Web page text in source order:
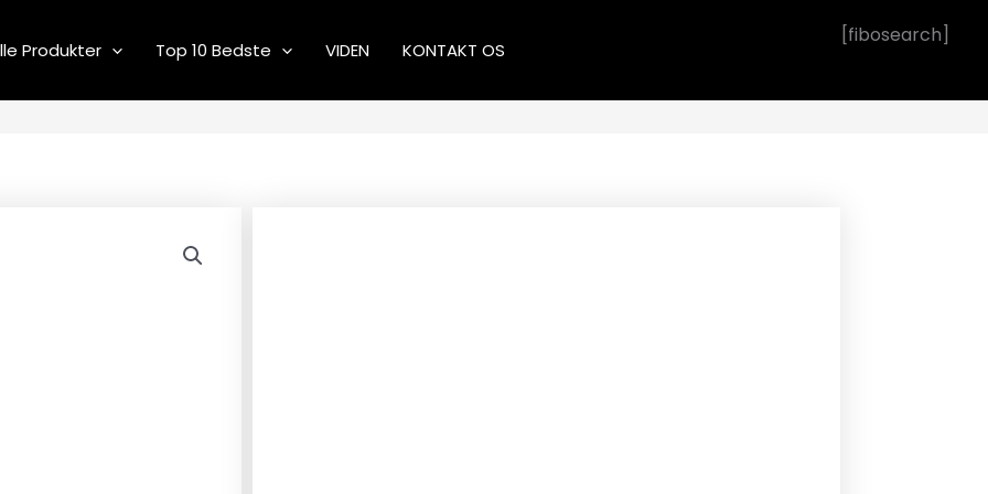
Produkter Top 10 Bedste VIDEN KONTAKT OS
[fibosearch]